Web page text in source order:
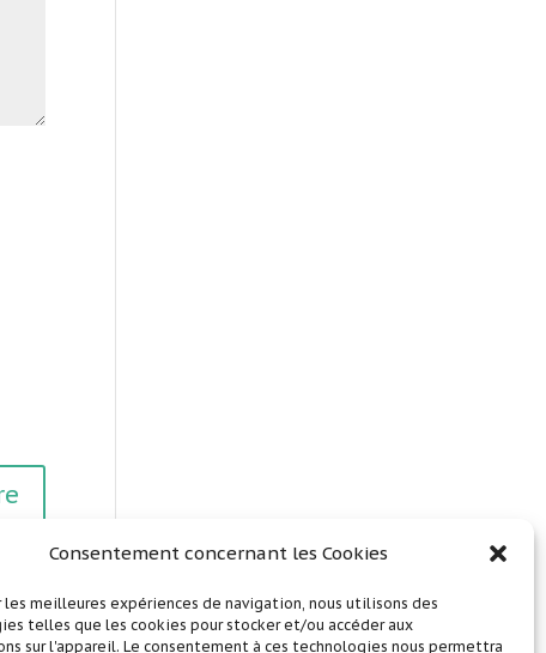
Consentement concernant les Cookies
les meilleures expériences de navigation, nous utilisons des
telles que les cookies pour stocker et/ou accéder aux
sur l'appareil. Le consentement à ces technologies nous permettra